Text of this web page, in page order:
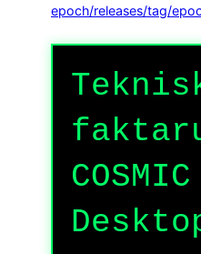
epoch/releases/tag/
COSMIC